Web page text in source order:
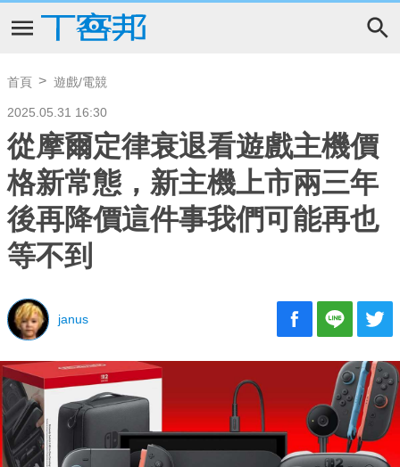
首頁 遊戲/電競
2025.05.31 16:30
從摩爾定律衰退看遊戲主機價
格新常態，新主機上市兩三年
後再降價這件事我們可能再也
等不到
janus